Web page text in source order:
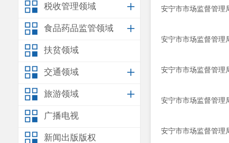
税收管理领域
食品药品监管领域
扶贫领域
交通领域
旅游领域
广播电视
新闻出版版权
安宁市市场监督管理
安宁市市场监督管理
安宁市市场监督管理
安宁市市场监督管理
安宁市市场监督管理